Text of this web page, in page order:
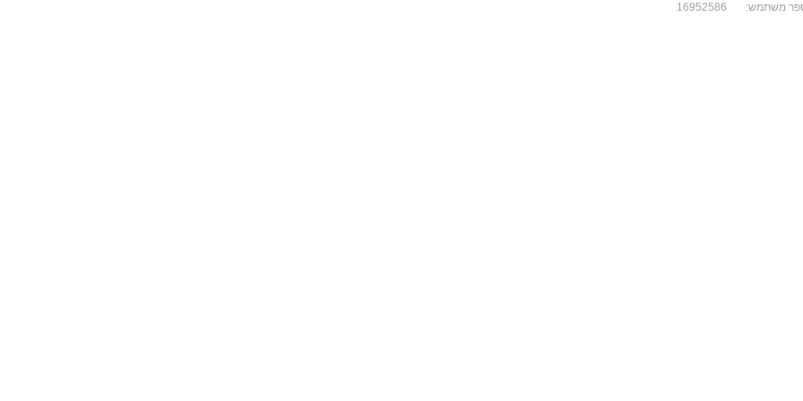
משתמש: 16952586